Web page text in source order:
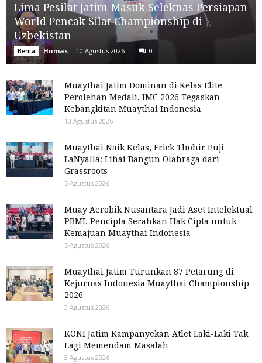
Lima Pesilat Jatim Masuk Seleknas Persiapan
World Pencak Silat Championship di
Uzbekistan
Berita Humas - 10 Agustus 2026 0
Muaythai Jatim Dominan di Kelas Elite
Perolehan Medali, IMC 2026 Tegaskan
Kebangkitan Muaythai Indonesia
10 Agustus 2026
Muaythai Naik Kelas, Erick Thohir Puji
LaNyalla: Lihai Bangun Olahraga dari
Grassroots
5 Agustus 2026
Muay Aerobik Nusantara Jadi Aset Intelektual
PBMI, Pencipta Serahkan Hak Cipta untuk
Kemajuan Muaythai Indonesia
5 Agustus 2026
Muaythai Jatim Turunkan 87 Petarung di
Kejurnas Indonesia Muaythai Championship
2026
3 Agustus 2026
KONI Jatim Kampanyekan Atlet Laki-Laki Tak
Lagi Memendam Masalah
3 Agustus 2026